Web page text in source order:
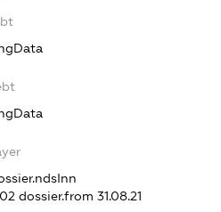
dossier.from 31.08.21